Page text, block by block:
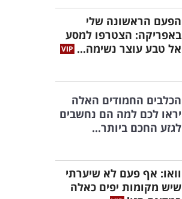
הפעם הראשונה שלי
באפריקה: הצטרפו למסע
אל טבע עוצר נשימה...
הכלבים החמודים האלה
יראו לכם למה הם נחשבים
לגזע החכם ביותר...
וואו: אף פעם לא שיערתי
שיש מקומות יפים כאלה